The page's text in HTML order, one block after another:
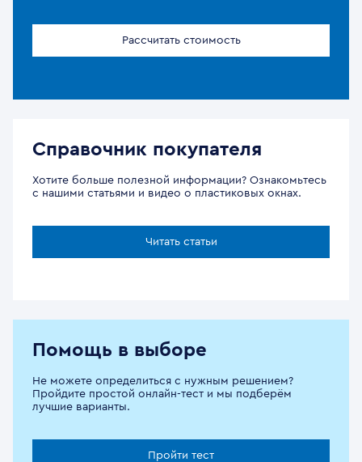
Рассчитать стоимость
Справочник покупателя
Хотите больше полезной информации? Ознакомьтесь
с нашими статьями и видео о пластиковых окнах.
Читать статьи
Помощь в выборе
Не можете определиться с нужным решением?
Пройдите простой онлайн-тест и мы подберём
лучшие варианты.
Пройти тест